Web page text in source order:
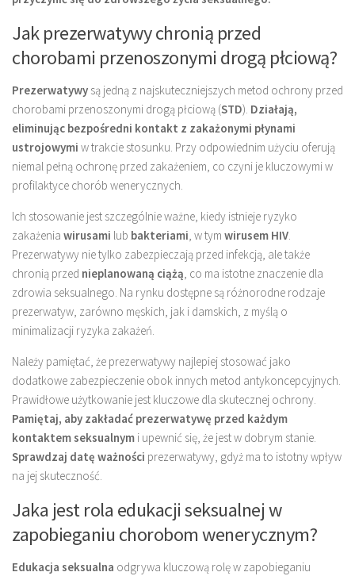
Jak prezerwatywy chronią przed
chorobami przenoszonymi drogą płciową?
Prezerwatywy są jedną z najskuteczniejszych metod ochrony przed
chorobami przenoszonymi drogą płciową (STD). Działają,
eliminując bezpośredni kontakt z zakażonymi płynami
ustrojowymi w trakcie stosunku. Przy odpowiednim użyciu oferują
niemal pełną ochronę przed zakażeniem, co czyni je kluczowymi w
profilaktyce chorób wenerycznych.
Ich stosowanie jest szczególnie ważne, kiedy istnieje ryzyko
zakażenia wirusami lub bakteriami, w tym wirusem HIV.
Prezerwatywy nie tylko zabezpieczają przed infekcją, ale także
chronią przed nieplanowaną ciążą, co ma istotne znaczenie dla
zdrowia seksualnego. Na rynku dostępne są różnorodne rodzaje
prezerwatyw, zarówno męskich, jak i damskich, z myślą o
minimalizacji ryzyka zakażeń.
Należy pamiętać, że prezerwatywy najlepiej stosować jako
dodatkowe zabezpieczenie obok innych metod antykoncepcyjnych.
Prawidłowe użytkowanie jest kluczowe dla skutecznej ochrony.
Pamiętaj, aby zakładać prezerwatywę przed każdym
kontaktem seksualnym i upewnić się, że jest w dobrym stanie.
Sprawdzaj datę ważności prezerwatywy, gdyż ma to istotny wpływ
na jej skuteczność.
Jaka jest rola edukacji seksualnej w
zapobieganiu chorobom wenerycznym?
Edukacja seksualna odgrywa kluczową rolę w zapobieganiu